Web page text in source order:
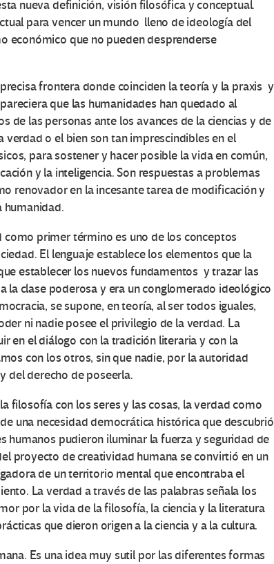
nueva definición, visión filosófica y conceptual.
para vencer un mundo lleno de ideología del
económico que no pueden desprenderse
frontera donde coinciden la teoría y la praxis y
que las humanidades han quedado al
de las personas ante los avances de la ciencias y de
o el bien son tan imprescindibles en el
para sostener y hacer posible la vida en común,
y la inteligencia. Son respuestas a problemas
renovador en la incesante tarea de modificación y
humanidad.
como primer término es uno de los conceptos
El lenguaje establece los elementos que la
establecer los nuevos fundamentos y trazar las
la clase poderosa y era un conglomerado ideológico
se supone, en teoría, al ser todos iguales,
ni nadie posee el privilegio de la verdad. La
en el diálogo con la tradición literaria y con la
con los otros, sin que nadie, por la autoridad
del derecho de poseerla.
filosofía con los seres y las cosas, la verdad como
una necesidad democrática histórica que descubrió
humanos pudieron iluminar la fuerza y seguridad de
proyecto de creatividad humana se convirtió en un
de un territorio mental que encontraba el
La verdad a través de las palabras señala los
por la vida de la filosofía, la ciencia y la literatura
que dieron origen a la ciencia y a la cultura.
Es una idea muy sutil por las diferentes formas